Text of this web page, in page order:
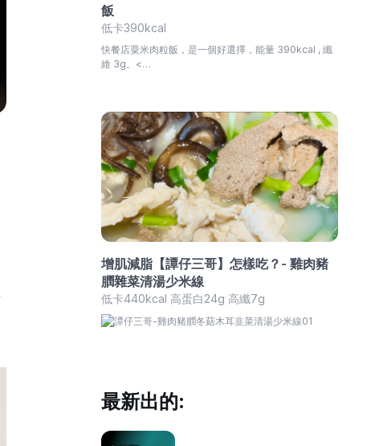
飯
低卡390kcal
快餐店粟米肉粒飯，是一個好選擇，能量 390kcal , 纖
維 3g。<…
增肌減脂【譚仔三哥】怎樣吃？- 雞肉豬
膶雜菜清湯少米線
低卡440kcal 高蛋白24g 高纖7g
最新出的: